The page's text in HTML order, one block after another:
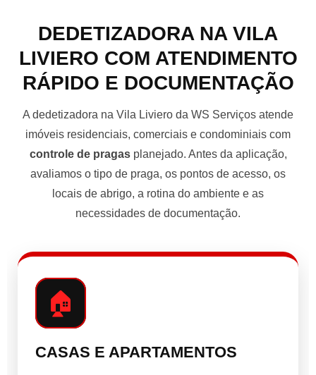
DEDETIZADORA NA VILA
LIVIERO COM ATENDIMENTO
RÁPIDO E DOCUMENTAÇÃO
A dedetizadora na Vila Liviero da WS Serviços atende
imóveis residenciais, comerciais e condominiais com
controle de pragasplanejado. Antes da aplicação,
avaliamos o tipo de praga, os pontos de acesso, os
locais de abrigo, a rotina do ambiente e as
necessidades de documentação.
🏠
CASAS E APARTAMENTOS